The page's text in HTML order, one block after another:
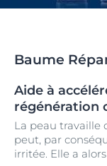
Baume
Aide à
régénération
La peau travaille
peut, par
irritée. Elle a